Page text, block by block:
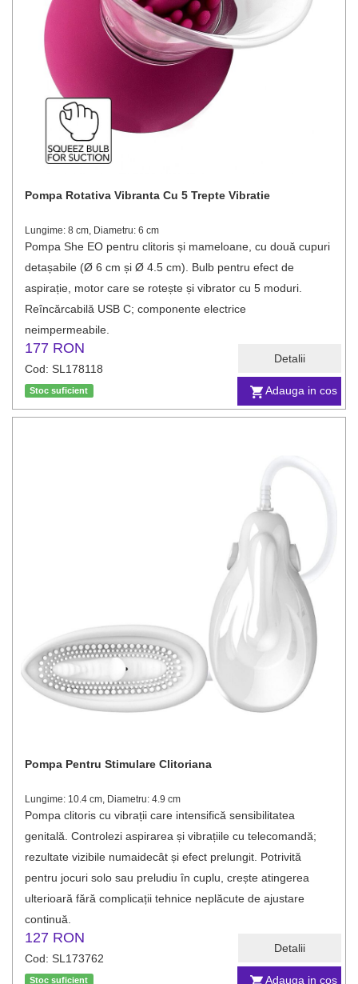
Adauga in cos
Detalii
Pompa Rotativa Vibranta Cu 5 Trepte Vibratie
Lungime: 8 cm, Diametru: 6 cm
Pompa She EO pentru clitoris și mameloane, cu două cupuri
detașabile (Ø 6 cm și Ø 4.5 cm). Bulb pentru efect de
aspirație, motor care se rotește și vibrator cu 5 moduri.
Reîncărcabilă USB C; componente electrice
neimpermeabile.
177 RON
Cod: SL178118
Stoc suficient
Adauga in cos
Detalii
Pompa Pentru Stimulare Clitoriana
Lungime: 10.4 cm, Diametru: 4.9 cm
Pompa clitoris cu vibrații care intensifică sensibilitatea
genitală. Controlezi aspirarea și vibrațiile cu telecomandă;
rezultate vizibile numaidecât și efect prelungit. Potrivită
pentru jocuri solo sau preludiu în cuplu, crește atingerea
ulterioară fără complicații tehnice neplăcute de ajustare
continuă.
127 RON
Cod: SL173762
Stoc suficient